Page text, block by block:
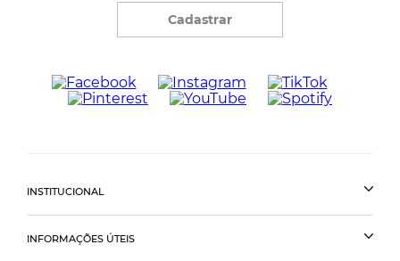
Cadastrar
INSTITUCIONAL
INFORMAÇÕES ÚTEIS